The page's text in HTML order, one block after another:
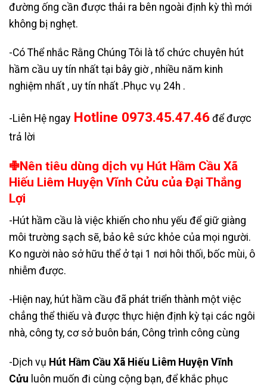
đường ống cần được thải ra bên ngoài định kỳ thì mới
không bị nghẹt.
-Có Thể nhắc Rằng Chúng Tôi là tổ chức chuyên hút
hầm cầu uy tín nhất tại bây giờ , nhiều năm kinh
nghiệm nhất , uy tín nhất .Phục vụ 24h .
-Liên Hệ ngay Hotline 0973.45.47.46 để được
trả lời
✙Nên tiêu dùng dịch vụ Hút Hầm Cầu Xã
Hiếu Liêm Huyện Vĩnh Cửu của Đại Thắng
Lợi
-Hút hầm cầu là việc khiến cho nhu yếu để giữ giàng
môi trường sạch sẽ, bảo kê sức khỏe của mọi người.
Ko người nào sở hữu thể ở tại 1 nơi hôi thối, bốc mùi, ô
nhiễm được.
-Hiện nay, hút hầm cầu đã phát triển thành một việc
chẳng thể thiếu và được thực hiện định kỳ tại các ngôi
nhà, công ty, cơ sở buôn bán, Công trình công cùng
-Dịch vụ Hút Hầm Cầu Xã Hiếu Liêm Huyện Vĩnh
Cửu luôn muốn đi cùng cộng bạn, để khắc phục